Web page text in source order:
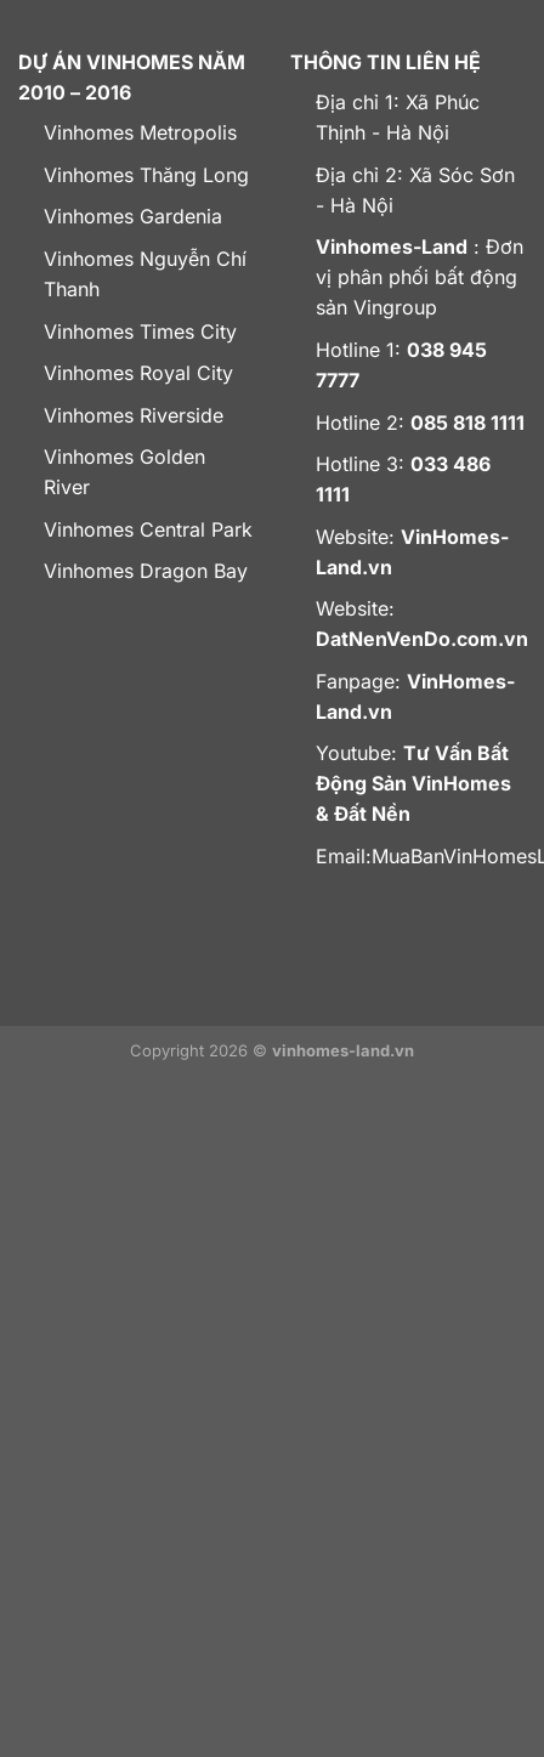
DỰ ÁN VINHOMES NĂM
2010 – 2016
Vinhomes Metropolis
Vinhomes Thăng Long
Vinhomes Gardenia
Vinhomes Nguyễn Chí
Thanh
Vinhomes Times City
Vinhomes Royal City
Vinhomes Riverside
Vinhomes Golden
River
Vinhomes Central Park
Vinhomes Dragon Bay
THÔNG TIN LIÊN HỆ
Địa chỉ 1: Xã Phúc
Thịnh - Hà Nội
Địa chỉ 2: Xã Sóc Sơn
- Hà Nội
Vinhomes-Land : Đơn
vị phân phối bất động
sản Vingroup
Hotline 1: 038 945
7777
Hotline 2: 085 818 1111
Hotline 3: 033 486
1111
Website: VinHomes-
Land.vn
Website:
DatNenVenDo.com.vn
Fanpage: VinHomes-
Land.vn
Youtube: Tư Vấn Bất
Động Sản VinHomes
& Đất Nền
Email:
Copyright 2026 © vinhomes-land.vn